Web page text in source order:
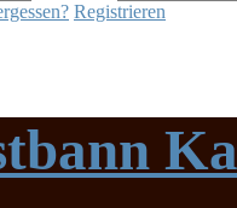
Registrieren